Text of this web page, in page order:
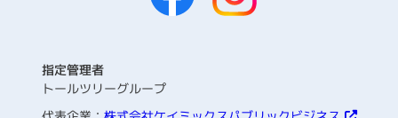
指定管理者
トールツリーグループ